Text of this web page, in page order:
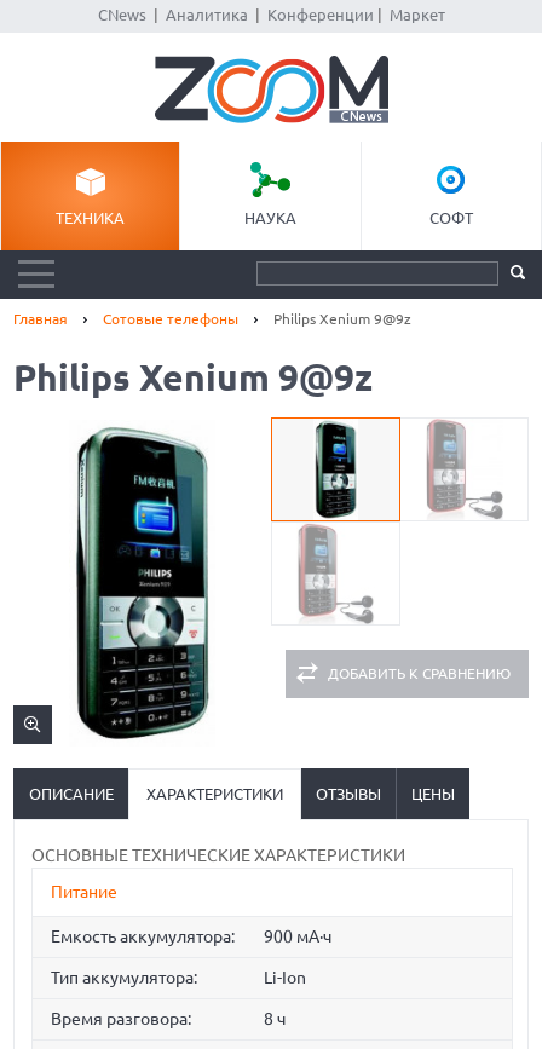
CNews| Аналитика Конференции Маркет
ТЕХНИКА НАУКА СОФТ
Главная Сотовые телефоны Philips Xenium 9@9z
Philips Xenium 9@9z
ДОБАВИТЬ К СРАВНЕНИЮ
ОПИСАНИЕ ХАРАКТЕРИСТИКИ ОТЗЫВЫ ЦЕНЫ
ОСНОВНЫЕ ТЕХНИЧЕСКИЕ ХАРАКТЕРИСТИКИ
Питание
Емкость аккумулятора: 900 мА·ч
Тип аккумулятора: Li-Ion
Время разговора: 8 ч